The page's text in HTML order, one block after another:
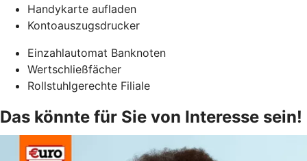
Handykarte aufladen
Kontoauszugsdrucker
Einzahlautomat Banknoten
Wertschließfächer
Rollstuhlgerechte Filiale
Das könnte für Sie von Interesse sein!